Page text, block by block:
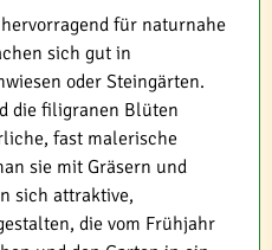
für naturnahe
sich gut in
oder Steingärten.
die filigranen Blüten
fast malerische
sie mit Gräsern und
sich attraktive,
die vom Frühjahr